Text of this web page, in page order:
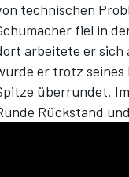
technischen
fiel in
arbeitete er sich
er trotz seines
überrundet.
Rückstand